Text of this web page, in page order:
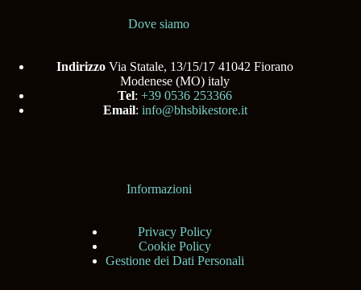
Dove siamo
Indirizzo Via Statale, 13/15/17 41042 Fiorano
Modenese (MO) italy
Tel:+39 0536 253366
Email: info@bhsbikestore.it
Informazioni
Privacy Policy
Cookie Policy
Gestione dei Dati Personali